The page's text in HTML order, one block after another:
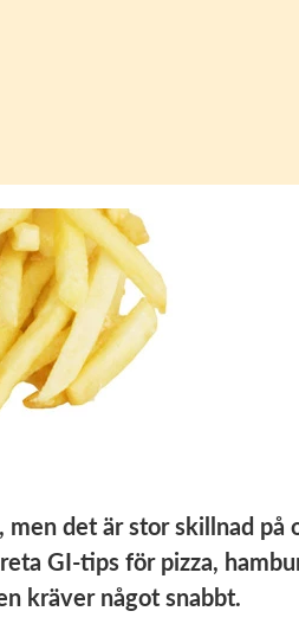
det är stor skillnad på
GI-tips för pizza,
kräver något snabbt.